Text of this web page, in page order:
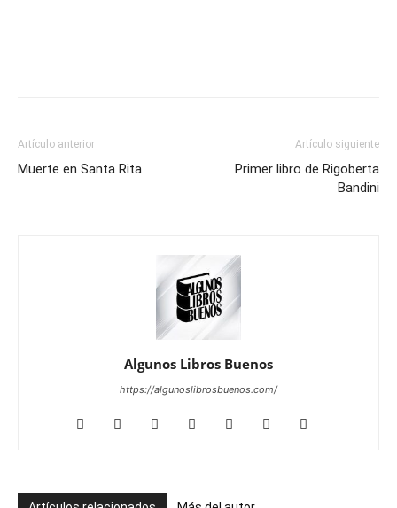
Artículo anterior
Muerte en Santa Rita
Artículo siguiente
Primer libro de Rigoberta
Bandini
Algunos Libros Buenos
https://algunoslibrosbuenos.com/